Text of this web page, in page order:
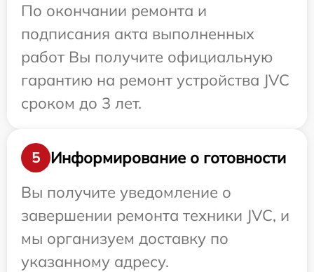
По окончании ремонта и
подписания акта выполненных
работ Вы получите официальную
гарантию на ремонт устройства JVC
сроком до 3 лет.
5
Информирование о готовности
Вы получите уведомление о
завершении ремонта техники JVC, и
мы организуем доставку по
указанному адресу.